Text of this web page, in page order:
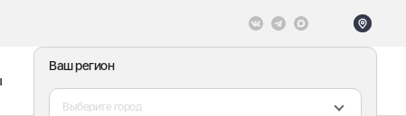
Ваш регион
Выберите город